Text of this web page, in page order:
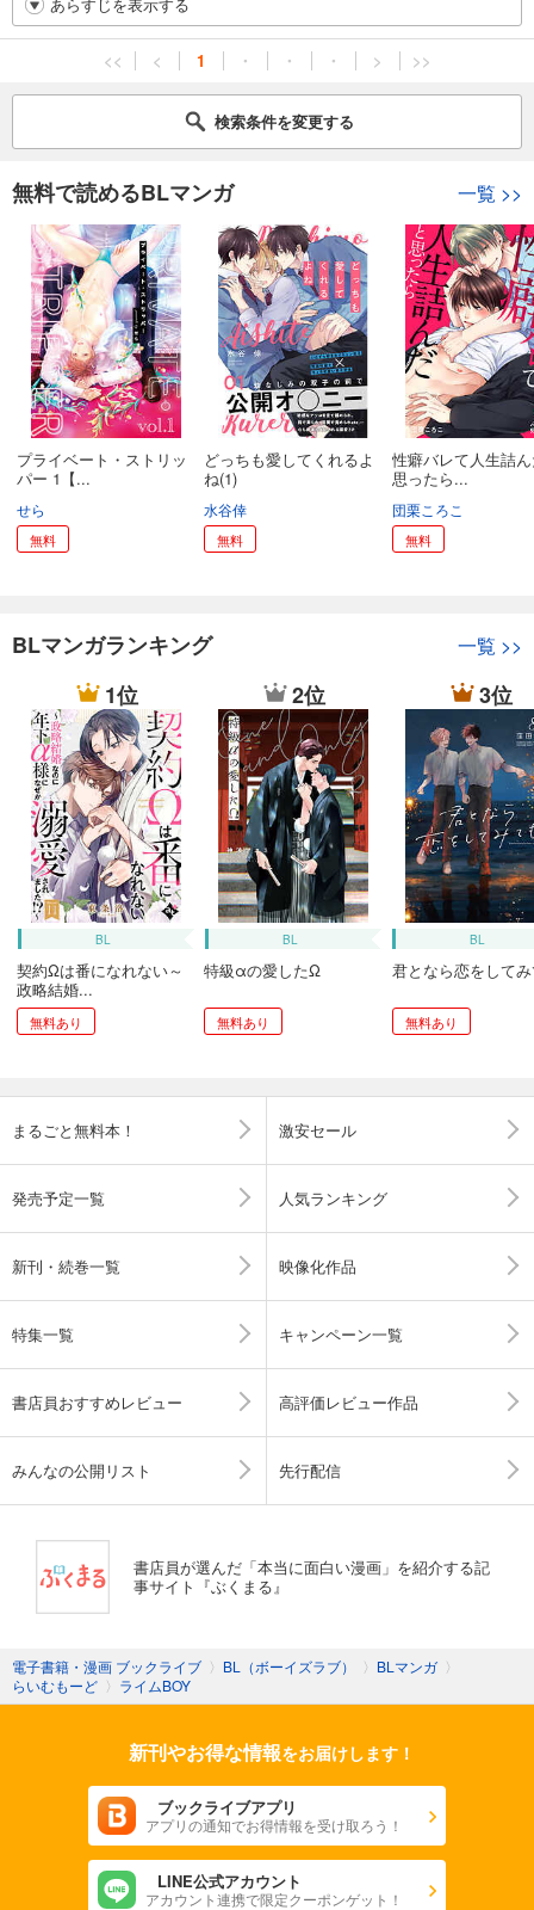
<< < 1 ・ ・ ・ > >>
検索条件を変更する
無料で読めるBLマンガ 一覧 >>
プライベート・ストリッ
パー 1【...
せら
無料
どっちも愛してくれるよ
ね(1)
水谷倖
無料
性癖バレて人生詰
思ったら...
団栗ころこ
無料
BLマンガランキング 一覧 >>
1位
BL
契約Ωは番になれない～
政略結婚...
無料あり
2位
BL
特級αの愛したΩ
無料あり
3位
BL
君となら恋をして
無料あり
まるごと無料本！ 激安セール
発売予定一覧 人気ランキング
新刊・続巻一覧 映像化作品
特集一覧 キャンペーン一覧
書店員おすすめレビュー 高評価レビュー作品
みんなの公開リスト 先行配信
書店員が選んだ「本当に面白い漫画」を紹介する記
事サイト『ぶくまる』
電子書籍・漫画 ブックライブ 〉 BL（ボーイズラブ） 〉 BLマンガ 〉
らいむもーど 〉 ライムBOY
新刊やお得な情報をお届けします！
ブックライブアプリ
アプリの通知でお得情報を受け取ろう！
LINE公式アカウント
アカウント連携で限定クーポンゲット！